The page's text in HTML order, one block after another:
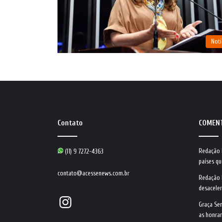
Contato
(11) 9 7272-4363
contato@acessenews.com.br
Instagram
Redação
países
Redação
Graça
as